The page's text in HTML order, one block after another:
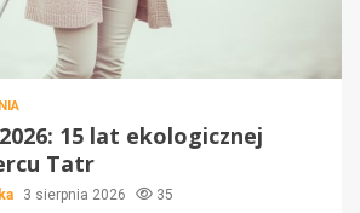
15 lat ekologicznej
Tatr
3 sierpnia 2026 35